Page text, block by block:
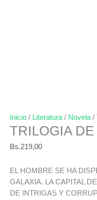
Inicio / Literatura / Novela /
TRILOGIA
Bs.219,00
EL HOMBRE SE HA
GALAXIA. LA CAPITAL
DE INTRIGAS Y